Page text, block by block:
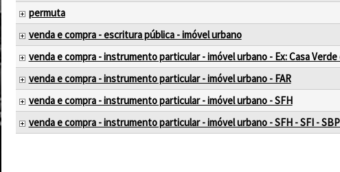
permuta
venda e compra - escritura pública - imóvel urbano
venda e compra - instrumento particular - imóvel urbano - Ex: Casa Verde
venda e compra - instrumento particular - imóvel urbano - FAR
venda e compra - instrumento particular - imóvel urbano - SFH
venda e compra - instrumento particular - imóvel urbano - SFH - SFI -